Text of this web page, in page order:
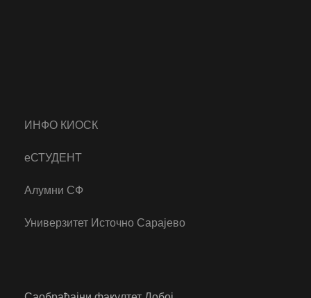
ИНФО КИОСК
еСТУДЕНТ
Алумни СФ
Универзитет Источно Сарајево